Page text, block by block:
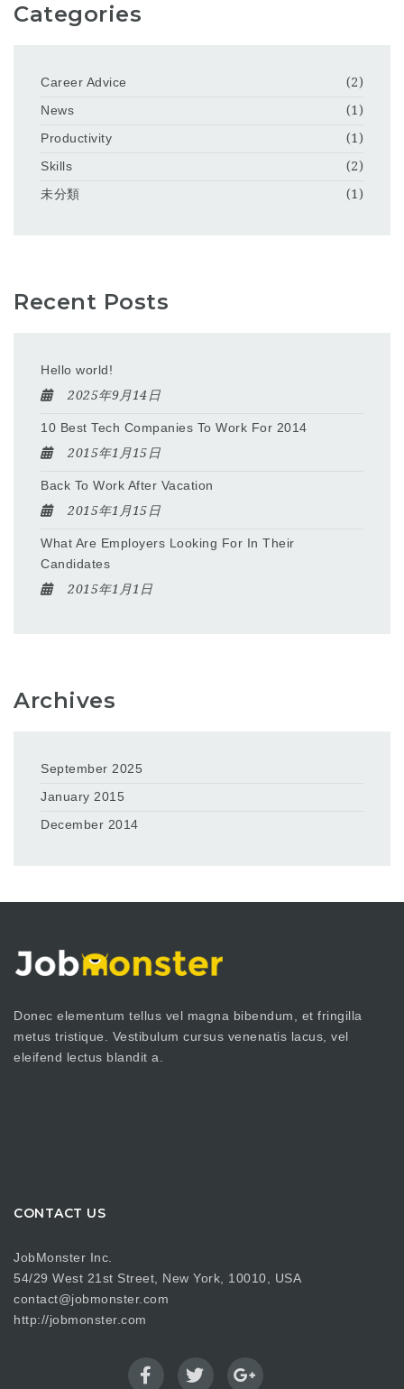
Categories
Career Advice
(2)
News
(1)
Productivity
(1)
Skills
(2)
未分類
(1)
Recent Posts
Hello world!
2025年9月14日
10 Best Tech Companies To Work For 2014
2015年1月15日
Back To Work After Vacation
2015年1月15日
What Are Employers Looking For In Their
Candidates
2015年1月1日
Archives
September 2025
January 2015
December 2014
Donec elementum tellus vel magna bibendum, et fringilla
metus tristique. Vestibulum cursus venenatis lacus, vel
eleifend lectus blandit a.
CONTACT US
JobMonster Inc.
54/29 West 21st Street, New York, 10010, USA
contact@jobmonster.com
http://jobmonster.com